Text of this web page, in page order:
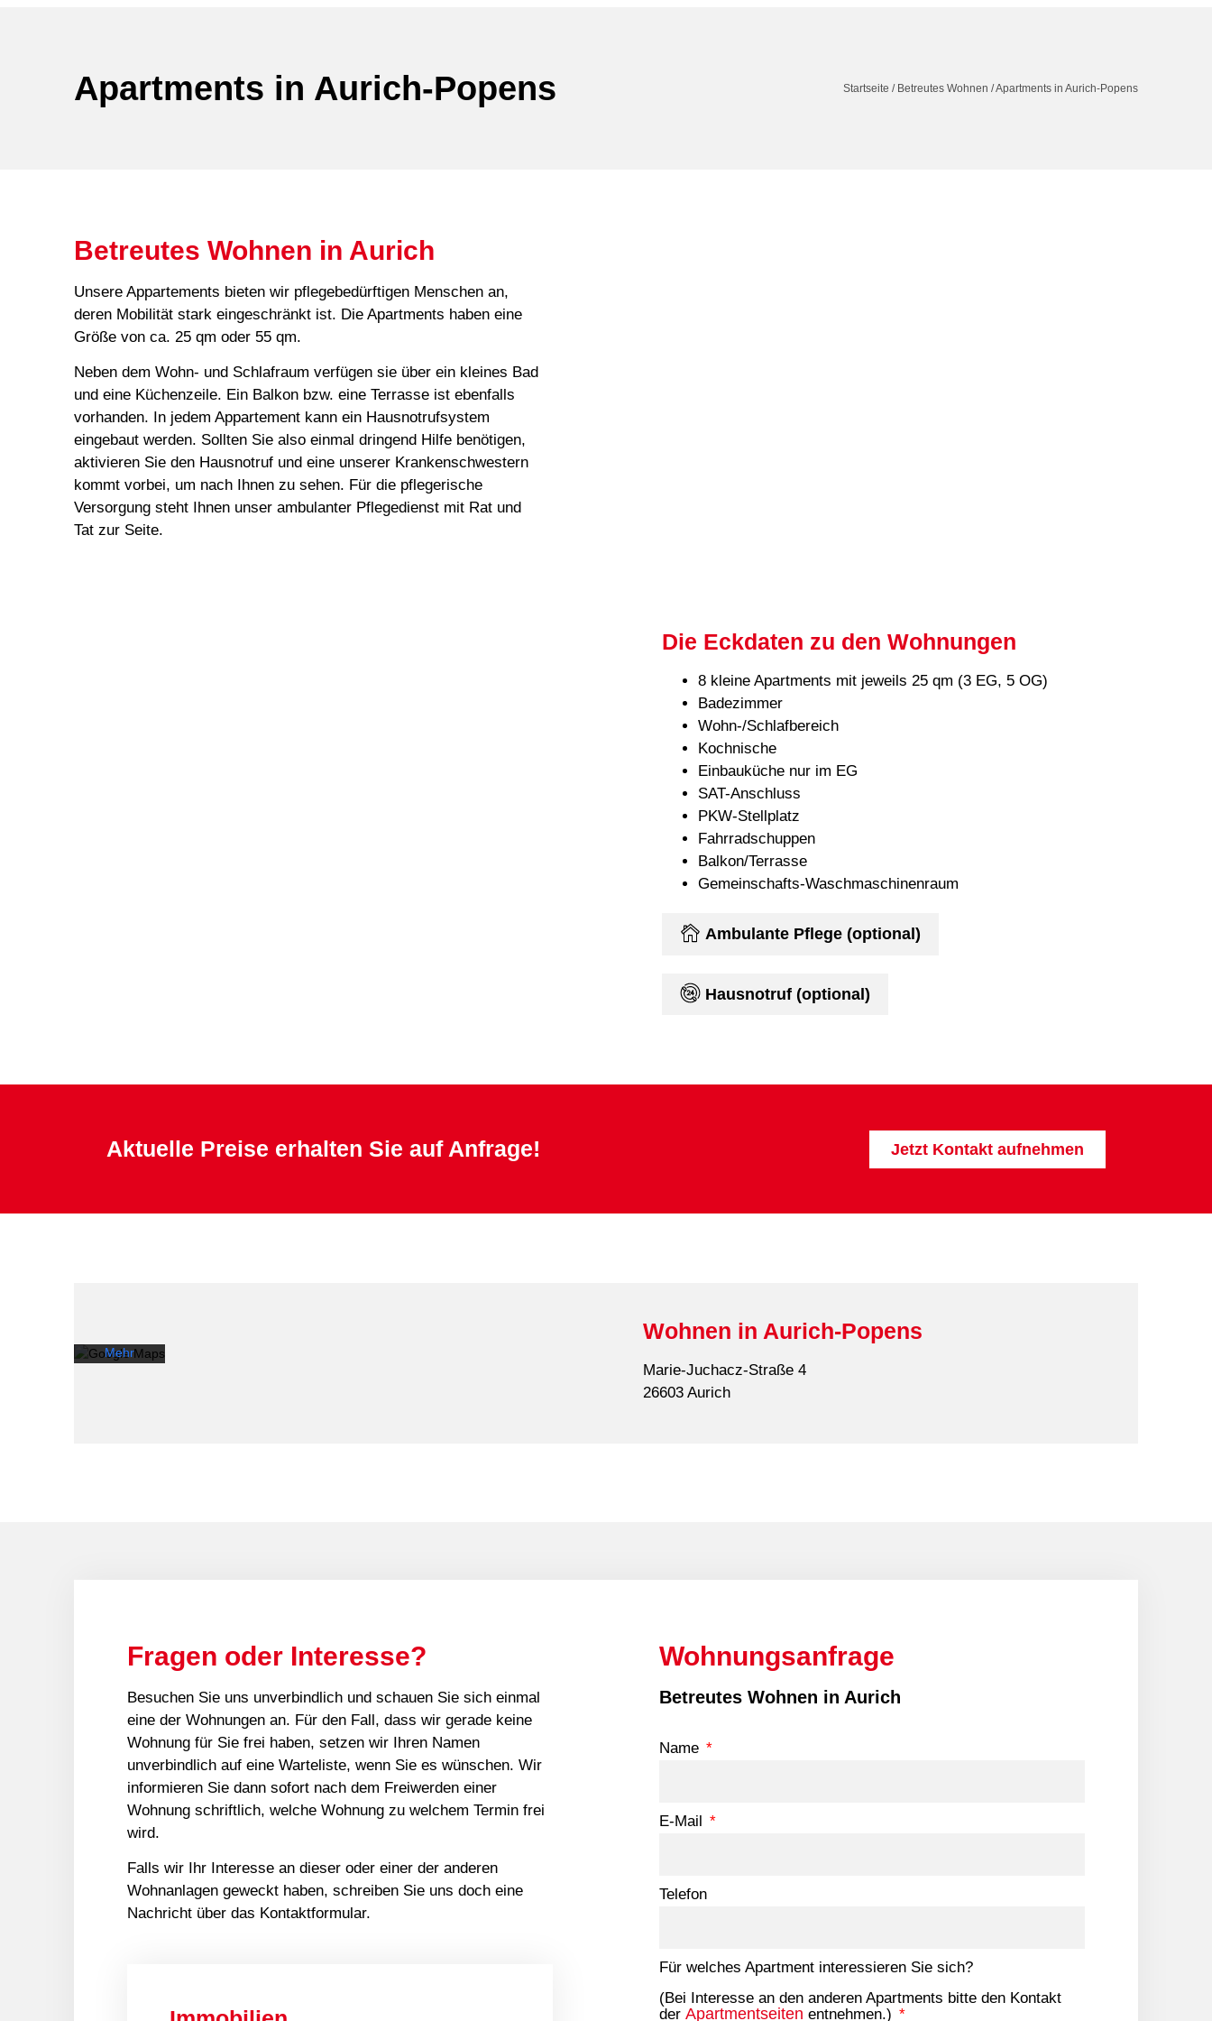
Apartments in Aurich-Popens Startseite / Betreutes Wohnen /Apartments in Aurich-Popens
Betreutes Wohnen in Aurich
Unsere Appartements bieten wir pflegebedürftigen Menschen an,
deren Mobilität stark eingeschränkt ist. Die Apartments haben eine
Größe von ca. 25 qm oder 55 qm.
Neben dem Wohn- und Schlafraum verfügen sie über ein kleines Bad
und eine Küchenzeile. Ein Balkon bzw. eine Terrasse ist ebenfalls
vorhanden. In jedem Appartement kann ein Hausnotrufsystem
eingebaut werden. Sollten Sie also einmal dringend Hilfe benötigen,
aktivieren Sie den Hausnotruf und eine unserer Krankenschwestern
kommt vorbei, um nach Ihnen zu sehen. Für die pflegerische
Versorgung steht Ihnen unser ambulanter Pflegedienst mit Rat und
Tat zur Seite.
Die Eckdaten zu den Wohnungen
8 kleine Apartments mit jeweils 25 qm (3 EG, 5 OG)
Badezimmer
Wohn-/Schlafbereich
Kochnische
Einbauküche nur im EG
SAT-Anschluss
PKW-Stellplatz
Fahrradschuppen
Balkon/Terrasse
Gemeinschafts-Waschmaschinenraum
Ambulante Pflege (optional)
Hausnotruf (optional)
Aktuelle Preise erhalten Sie auf Anfrage! Jetzt Kontakt aufnehmen
Mehr
Wohnen in Aurich-Popens
Marie-Juchacz-Straße 4
26603 Aurich
Fragen oder Interesse?
Besuchen Sie uns unverbindlich und schauen Sie sich einmal
eine der Wohnungen an. Für den Fall, dass wir gerade keine
Wohnung für Sie frei haben, setzen wir Ihren Namen
unverbindlich auf eine Warteliste, wenn Sie es wünschen. Wir
informieren Sie dann sofort nach dem Freiwerden einer
Wohnung schriftlich, welche Wohnung zu welchem Termin frei
wird.
Falls wir Ihr Interesse an dieser oder einer der anderen
Wohnanlagen geweckt haben, schreiben Sie uns doch eine
Nachricht über das Kontaktformular.
Wohnungsanfrage
Betreutes Wohnen in Aurich
Name
E-Mail
Telefon
Für welches Apartment interessieren Sie sich?
(Bei Interesse an den anderen Apartments bitte den Kontakt
der Apartmentseiten entnehmen.)